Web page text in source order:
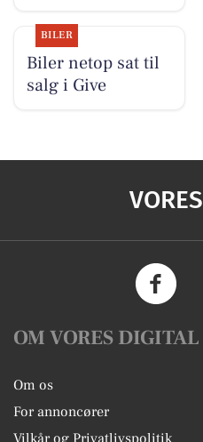
BILER
Biler netop sat til
salg i Give
VORES
OM VORES DIGITAL
Om os
For annoncører